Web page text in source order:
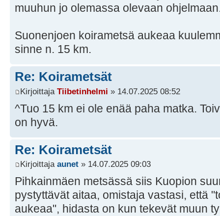
muuhun jo olemassa olevaan
Suonenjoen koirametsä aukeaa
sinne n. 15 km.
Re: Koirametsät
Kirjoittaja Tiibetinhelmi » 14.07.2025 08:52
^Tuo 15 km ei ole enää paha matka.
on hyvä.
Re: Koirametsät
Kirjoittaja aunet » 14.07.2025 09:03
Pihkainmäen metsässä siis Kuopion
pystyttävät aitaa, omistaja vastasi, että
aukeaa", hidasta on kun tekevät muun